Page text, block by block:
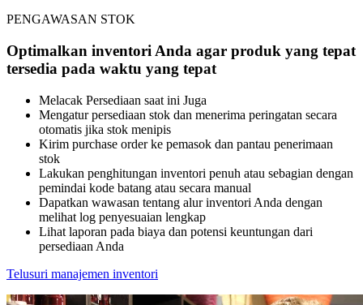
PENGAWASAN STOK
Optimalkan inventori Anda agar produk yang tepat
tersedia pada waktu yang tepat
Melacak Persediaan saat ini Juga
Mengatur persediaan stok dan menerima peringatan secara
otomatis jika stok menipis
Kirim purchase order ke pemasok dan pantau penerimaan
stok
Lakukan penghitungan inventori penuh atau sebagian dengan
pemindai kode batang atau secara manual
Dapatkan wawasan tentang alur inventori Anda dengan
melihat log penyesuaian lengkap
Lihat laporan pada biaya dan potensi keuntungan dari
persediaan Anda
Telusuri manajemen inventori